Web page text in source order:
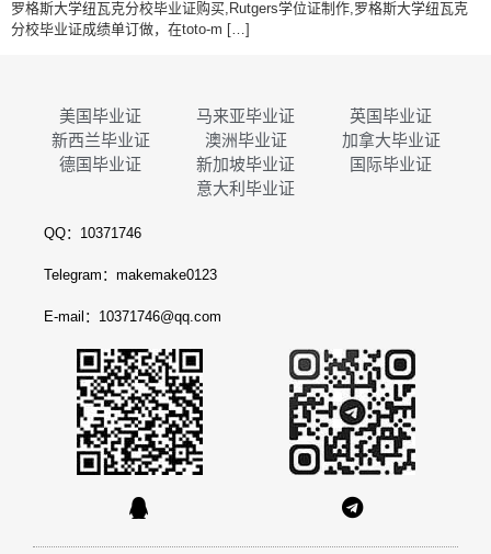
罗格斯大学纽瓦克分校毕业证购买,Rutgers学位证制作,罗格斯大学纽瓦克
分校毕业证成绩单订做，在toto-m […]
美国毕业证 马来亚毕业证
英国毕业证
新西兰毕业证
澳洲毕业证
加拿大毕业证
德国毕业证
新加坡毕业证
国际毕业证
意大利毕业证
QQ：10371746
Telegram：makemake0123
E-mail：10371746@qq.com